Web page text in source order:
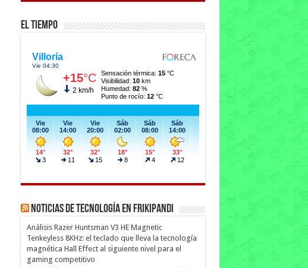
El Tiempo
Noticias de Tecnología en Frikipandi
Análisis Razer Huntsman V3 HE Magnetic
Tenkeyless 8KHz: el teclado que lleva la tecnología
magnética Hall Effect al siguiente nivel para el
gaming competitivo